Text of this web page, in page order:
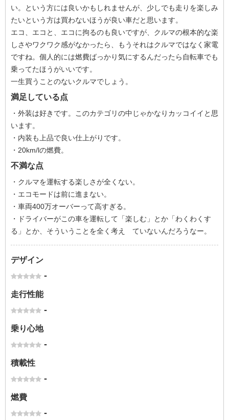
い。という方には良いかもしれませんが、少しでも走りを楽しみ
たいという方は買わないほうが良い車だと思います。
エコ、エコと、エコに拘るのも良いですが、クルマの根本的な楽
しさやワクワク感がなかったら、もうそれはクルマではなく家電
ですね。個人的には燃費ばっかり気にするんだったら自転車でも
乗ってたほうがいいです。
一生買うことのないクルマでしょう。
満足している点
・外装は好きです。このカテゴリの中じゃかなりカッコイイと思
います。
・内装も上品で良い仕上がりです。
・20km/lの燃費。
不満な点
・クルマを運転する楽しさが全くない。
・エコモードは前に進まない。
・車両400万オーバーって高すぎる。
・ドライバーがこの車を運転して「楽しむ」とか「わくわくす
る」とか、そういうことを全く考え ていないんだろうなー。
デザイン
-
走行性能
-
乗り心地
-
積載性
-
燃費
-